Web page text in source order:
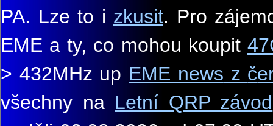
PA. Lze to i zkusit. Pro
EME a ty, co mohou koupit
> 432MHz up EME news z č
všechny na Letní QRP závod